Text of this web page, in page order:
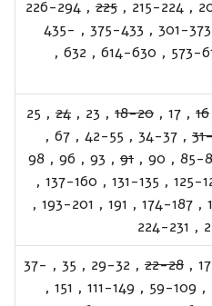
,
215-224
,
225
,
226-294
301-373
,
375-433
,
435-
573-
,
614-630
,
632
,
16
,
17
,
18-20
,
23
,
24
,
25
,
34-37
,
42-55
,
67
,
85-
,
90
,
91
,
93
,
96
,
98
125-
,
131-135
,
137-160
,
,
174-187
,
191
,
193-201
,
,
224-231
17
,
22-28
,
29-32
,
35
,
37-
,
59-109
,
111-149
,
151
,